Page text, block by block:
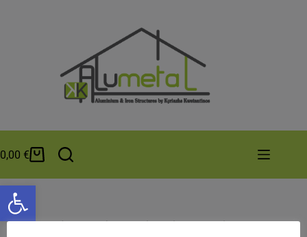
Ανοίξτε τη γραμμή εργαλείων
0,00 €